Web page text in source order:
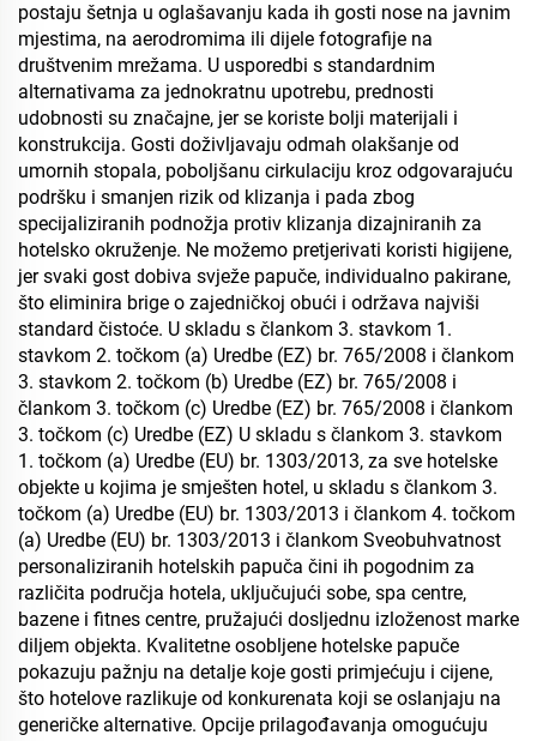
postaju šetnja u oglašavanju kada ih gosti nose na javnim
mjestima, na aerodromima ili dijele fotografije na
društvenim mrežama. U usporedbi s standardnim
alternativama za jednokratnu upotrebu, prednosti
udobnosti su značajne, jer se koriste bolji materijali i
konstrukcija. Gosti doživljavaju odmah olakšanje od
umornih stopala, poboljšanu cirkulaciju kroz odgovarajuću
podršku i smanjen rizik od klizanja i pada zbog
specijaliziranih podnožja protiv klizanja dizajniranih za
hotelsko okruženje. Ne možemo pretjerivati koristi higijene,
jer svaki gost dobiva svježe papuče, individualno pakirane,
što eliminira brige o zajedničkoj obući i održava najviši
standard čistoće. U skladu s člankom 3. stavkom 1.
stavkom 2. točkom (a) Uredbe (EZ) br. 765/2008 i člankom
3. stavkom 2. točkom (b) Uredbe (EZ) br. 765/2008 i
člankom 3. točkom (c) Uredbe (EZ) br. 765/2008 i člankom
3. točkom (c) Uredbe (EZ) U skladu s člankom 3. stavkom
1. točkom (a) Uredbe (EU) br. 1303/2013, za sve hotelske
objekte u kojima je smješten hotel, u skladu s člankom 3.
točkom (a) Uredbe (EU) br. 1303/2013 i člankom 4. točkom
(a) Uredbe (EU) br. 1303/2013 i člankom Sveobuhvatnost
personaliziranih hotelskih papuča čini ih pogodnim za
različita područja hotela, uključujući sobe, spa centre,
bazene i fitnes centre, pružajući dosljednu izloženost marke
diljem objekta. Kvalitetne osobljene hotelske papuče
pokazuju pažnju na detalje koje gosti primjećuju i cijene,
što hotelove razlikuje od konkurenata koji se oslanjaju na
generičke alternative. Opcije prilagođavanja omogućuju